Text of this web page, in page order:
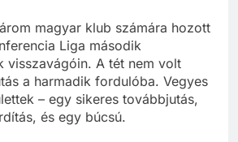
magyar klub számára hozott
Liga második
visszavágóin. A tét nem volt
a harmadik fordulóba. Vegyes
– egy sikeres továbbjutás,
és egy búcsú.